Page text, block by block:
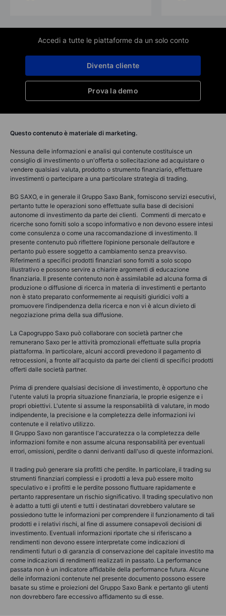
Accedi a tutte le piattaforme da un solo conto
Prova la demo
Diventa cliente
Questo contenuto è materiale di marketing.
Nessuna delle informazioni e analisi qui contenute costituisce un
consiglio di investimento o un'offerta o sollecitazione ad acquistare o
vendere qualsiasi valuta, prodotto o strumento finanziario, effettuare
investimenti o partecipare a una particolare strategia di trading.
BG SAXO, e in generale il Gruppo Saxo Bank, forniscono servizi esecutivi,
pertanto tutte le operazioni sono effettuate sulla base di decisioni
autonome di investimento da parte dei clienti. Commenti di mercato e
ricerche sono forniti solo a scopo informativo e non devono essere intesi
come consulenza o come una raccomandazione di investimento. Il
presente contenuto può riflettere l’opinione personale dell’autore e
pertanto può essere soggetto a cambiamento senza preavviso.
Riferimenti a specifici prodotti finanziari sono forniti a solo scopo
illustrativo e possono servire a chiarire argomenti di educazione
finanziaria. Il presente contenuto non è assimilabile ad alcuna forma di
produzione o diffusione di ricerca in materia di investimenti e pertanto
non è stato preparato conformemente ai requisiti giuridici volti a
promuovere l’indipendenza della ricerca e non vi è alcun divieto di
negoziazione prima della sua diffusione.
La Capogruppo Saxo può collaborare con società partner che
remunerano Saxo per le attività promozionali effettuate sulla propria
piattaforma. In particolare, alcuni accordi prevedono il pagamento di
retrocessioni, a fronte all'acquisto da parte dei clienti di specifici prodotti
offerti dalle società partner.
Prima di prendere qualsiasi decisione di investimento, è opportuno che
l'utente valuti la propria situazione finanziaria, le proprie esigenze e i
propri obiettivi. L'utente si assume la responsabilità di valutare, in modo
indipendente, la precisione e la completezza delle informazioni ivi
contenute e il relativo utilizzo.
Il Gruppo Saxo non garantisce l'accuratezza o la completezza delle
informazioni fornite e non assume alcuna responsabilità per eventuali
errori, omissioni, perdite o danni derivanti dall'uso di queste informazioni.
Il trading può generare sia profitti che perdite. In particolare, il trading su
strumenti finanziari complessi e i prodotti a leva può essere molto
speculativo e i profitti e le perdite possono fluttuare rapidamente e
pertanto rappresentare un rischio significativo. Il trading speculativo non
è adatto a tutti gli utenti e tutti i destinatari dovrebbero valutare se
possiedono tutte le informazioni per comprendere il funzionamento di tali
prodotti e i relativi rischi, al fine di assumere consapevoli decisioni di
investimento. Eventuali informazioni riportate che si riferiscano a
rendimenti non devono essere interpretate come indicazioni di
rendimenti futuri o di garanzia di conservazione del capitale investito ma
come indicazioni di rendimenti realizzati in passato. La performance
passata non è un indicatore affidabile della performance futura. Alcune
delle informazioni contenute nel presente documento possono essere
basate su stime e proiezioni del Gruppo Saxo Bank e pertanto gli utenti
non dovrebbero fare eccessivo affidamento su di esse.